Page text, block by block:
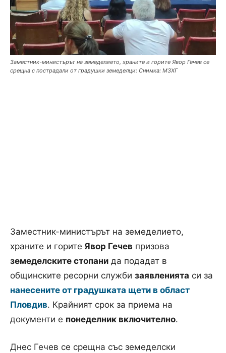
Заместник-министърът на земеделието, храните и горите Явор Гечев се
срещна с пострадали от градушки земеделци: Снимка: МЗХГ
Заместник-министърът на земеделието,
храните и горите Явор Гечев призова
земеделските стопани да подадат в
общинските ресорни служби заявленията си за
нанесените от градушката щети в област
Пловдив. Крайният срок за приема на
документи е понеделник включително.
Днес Гечев се срещна със земеделски